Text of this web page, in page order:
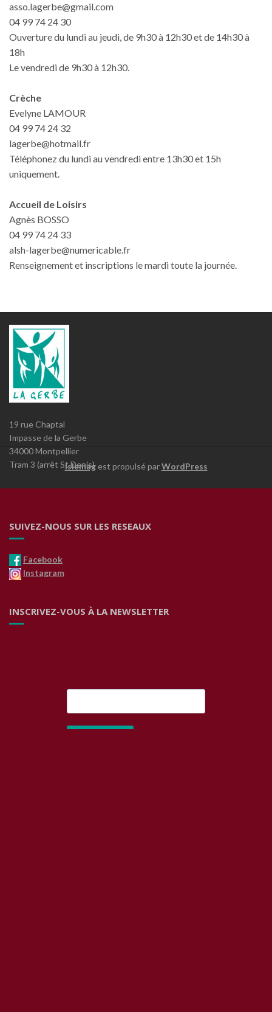
asso.lagerbe@gmail.com
04 99 74 24 30
Ouverture du lundi au jeudi, de 9h30 à 12h30 et de 14h30 à
18h
Le vendredi de 9h30 à 12h30.
Crèche
Evelyne LAMOUR
04 99 74 24 32
lagerbe@hotmail.fr
Téléphonez du lundi au vendredi entre 13h30 et 15h
uniquement.
Accueil de Loisirs
Agnès BOSSO
04 99 74 24 33
alsh-lagerbe@numericable.fr
Renseignement et inscriptions le mardi toute la journée.
19 rue Chaptal
Impasse de la Gerbe
34000 Montpellier
Tram 3 (arrêt St Denis)
SUIVEZ-NOUS SUR LES RESEAUX
Facebook
Instagram
INSCRIVEZ-VOUS À LA NEWSLETTER
Islemagest propulsé parWordPress